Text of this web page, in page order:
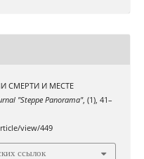
СМЕРТИ И МЕСТЕ
"Steppe Panorama", (1), 41–
view/449
ссылок